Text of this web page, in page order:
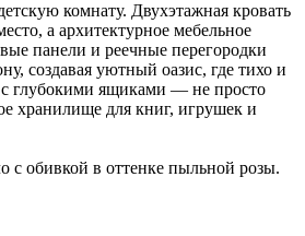
комнату. Двухэтажная кровать
а архитектурное мебельное
панели и реечные перегородки
создавая уютный оазис, где тихо и
глубокими ящиками — не просто
хранилище для книг, игрушек и
с обивкой в оттенке пыльной розы.